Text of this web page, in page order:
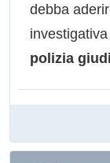
debba
investigativa
polizia